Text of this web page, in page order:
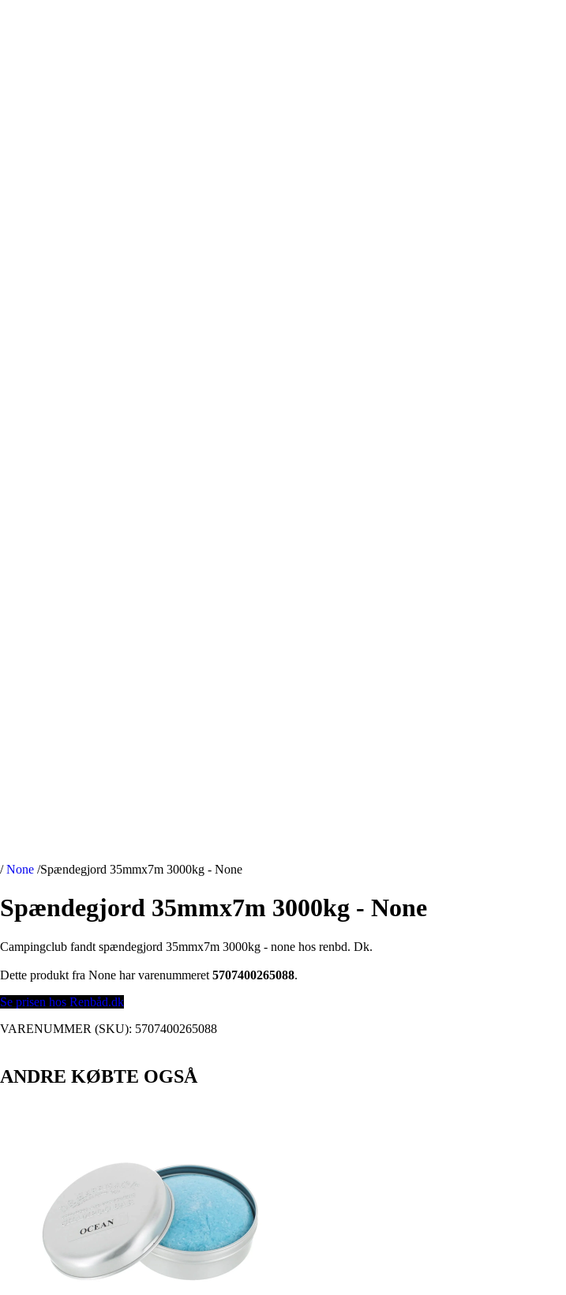
/ None /Spændegjord 35mmx7m 3000kg - None
Spændegjord 35mmx7m 3000kg - None
Campingclub fandt spændegjord 35mmx7m 3000kg - none hos renbd. Dk.
Dette produkt fra None har varenummeret 5707400265088.
Se prisen hos Renbåd.dk
VARENUMMER (SKU): 5707400265088
ANDRE KØBTE OGSÅ